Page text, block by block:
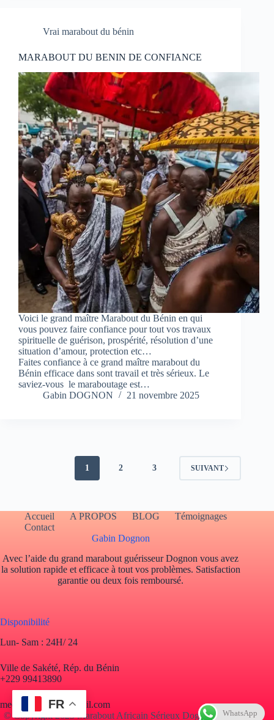
Vrai marabout du bénin
MARABOUT DU BENIN DE CONFIANCE
Voici le grand maître Marabout du Bénin en qui
vous pouvez faire confiance pour tout vos travaux
spirituelle de guérison, prospérité, résolution d’une
situation d’amour, protection etc…
Faites confiance à ce grand maître marabout du
Bénin efficace dans sont travail et très sérieux. Le
saviez-vous le maraboutage est…
Gabin DOGNON
21 novembre 2025
1 2 3 SUIVANT
Accueil A PROPOS BLOG
Témoignages
Contact
Gabin Dognon
Avec l’aide du grand marabout guérisseur Dognon vous avez
la solution rapide et efficace à tout vos problèmes. Satisfaction
garantie ou deux fois remboursé.
Disponibilité
Lun- Sam : 24H/ 24
Ville de Sakété, Rép. du Bénin
+229 99413890
mediumdognon@gmail.com
© Copyright 2025 Marabout Africain Sérieux Dognon. Tous
FR
WhatsApp